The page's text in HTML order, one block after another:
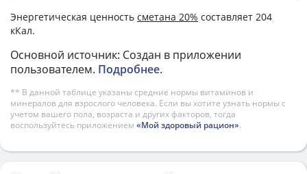
Энергетическая ценность сметана 20% составляет 204
кКал.
Основной источник: Создан в приложении
пользователем. Подробнее.
** В данной таблице указаны средние нормы витаминов и
минералов для взрослого человека. Если вы хотите узнать нормы с
учетом вашего пола, возраста и других факторов, тогда
воспользуйтесь приложением «Мой здоровый рацион».